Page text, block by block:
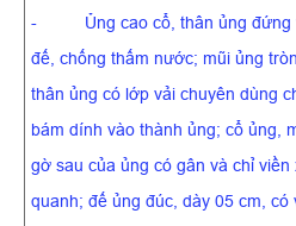
- Ủng cao cổ, thân ủng đứng
đế, chống thấm nước; mũi ủng
thân ủng có lớp vải chuyên dùng
bám dính vào thành ủng; cổ ủng,
gờ sau của ủng có gân và chỉ viền
quanh; đế ủng đúc, dày 05 cm, có